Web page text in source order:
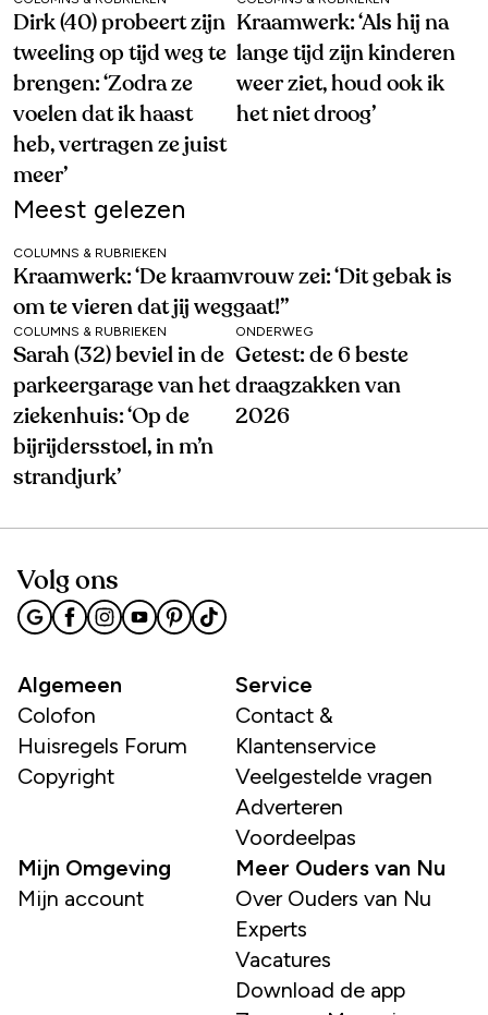
Dirk (40) probeert zijn
tweeling op tijd weg te
brengen: ‘Zodra ze
voelen dat ik haast
heb, vertragen ze juist
meer’
Kraamwerk: ‘Als hij na
lange tijd zijn kinderen
weer ziet, houd ook ik
het niet droog’
Meest gelezen
COLUMNS & RUBRIEKEN
Kraamwerk: ‘De kraamvrouw zei: ‘Dit gebak is
om te vieren dat jij weggaat!’’
COLUMNS & RUBRIEKEN
Sarah (32) beviel in de
parkeergarage van het
ziekenhuis: ‘Op de
bijrijdersstoel, in m’n
strandjurk’
ONDERWEG
Getest: de 6 beste
draagzakken van
2026
Volg ons
Algemeen
Colofon
Huisregels Forum
Copyright
Service
Contact &
Klantenservice
Veelgestelde vragen
Adverteren
Voordeelpas
Mijn Omgeving
Mijn account
Meer Ouders van Nu
Over Ouders van Nu
Experts
Vacatures
Download de app